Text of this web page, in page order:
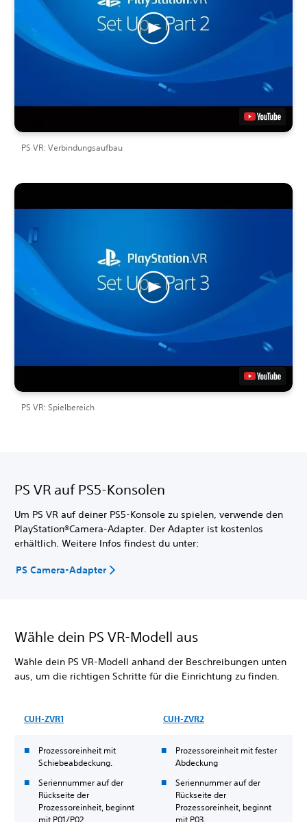
PS VR: Verbindungsaufbau
PS VR: Spielbereich
PS VR auf PS5-Konsolen
Um PS VR auf deiner PS5-Konsole zu spielen, verwende den
PlayStation®Camera-Adapter. Der Adapter ist kostenlos
erhältlich. Weitere Infos findest du unter:
PS Camera-Adapter
Wähle dein PS VR-Modell aus
Wähle dein PS VR-Modell anhand der Beschreibungen unten
aus, um die richtigen Schritte für die Einrichtung zu finden.
CUH-ZVR1 CUH-ZVR2
Prozessoreinheit mit
Schiebeabdeckung.
Seriennummer auf der
Rückseite der
Prozessoreinheit, beginnt
mit P01/P02
Prozessoreinheit mit fester
Abdeckung
Seriennummer auf der
Rückseite der
Prozessoreinheit, beginnt
mit P03